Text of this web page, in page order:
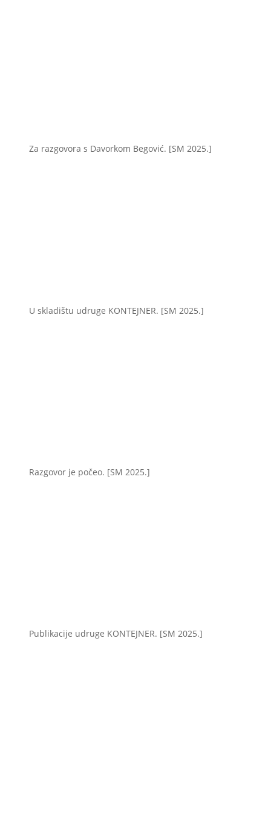
Za razgovora s Davorkom Begović. [SM 2025.]
U skladištu udruge KONTEJNER. [SM 2025.]
Razgovor je počeo. [SM 2025.]
Publikacije udruge KONTEJNER. [SM 2025.]